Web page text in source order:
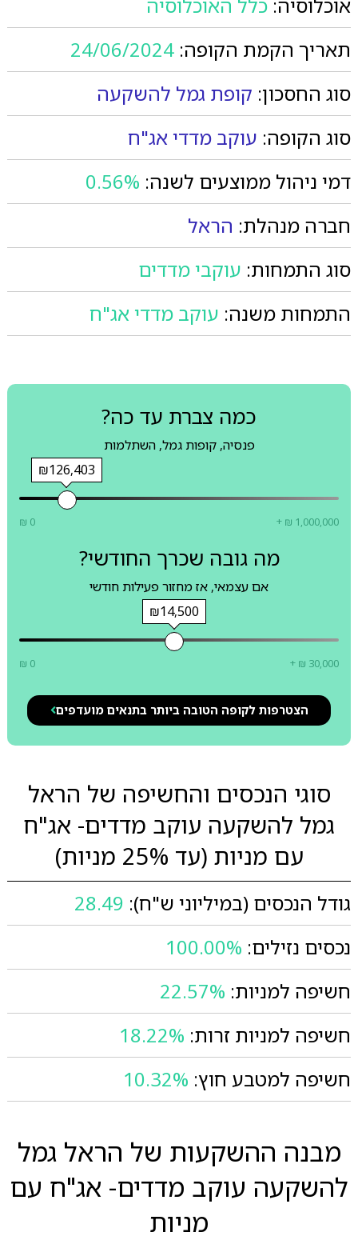
תאריך הקמת הקופה: 24/06/2024
סוג החסכון: קופת גמל להשקעה
סוג הקופה: עוקב מדדי אג"ח
דמי ניהול ממוצעים לשנה: 0.56%
חברה מנהלת: הראל
סוג התמחות: עוקבי מדדים
התמחות משנה: עוקב מדדי אג"ח
כמה צברת עד כה?
פנסיה, קופות גמל, השתלמות
₪126,403
₪ 0 + ₪ 1,000,000
מה גובה שכרך החודשי?
אם עצמאי, אז מחזור פעילות חודשי
₪14,500
₪ 0 + ₪ 30,000
הצטרפות לקופה הטובה ביותר בתנאים מועדפים
סוגי הנכסים והחשיפה של הראל
גמל להשקעה עוקב מדדים- אג"ח
עם מניות (עד 25% מניות)
גודל הנכסים (במיליוני ש"ח): 28.49
נכסים נזילים: 100.00%
חשיפה למניות: 22.57%
חשיפה למניות זרות: 18.22%
חשיפה למטבע חוץ: 10.32%
מבנה ההשקעות של הראל גמל
להשקעה עוקב מדדים- אג"ח עם
מניות